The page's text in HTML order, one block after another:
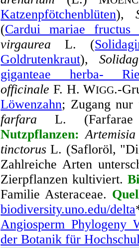
Katzenpfötchenblüten),
(Cardui mariae fructus
virgaurea L. (
Goldrutenkraut),
giganteae herba-
officinale F. H. WIGG.-
Löwenzahn; Zugang
farfara L. (Farfarae
Nutzpflanzen:
tinctorus L. (Safloröl,
Zahlreiche Arten
Zierpflanzen kultiviert.
Familie Asteraceae.
biodiversity.uno.edu/delta
Angiosperm Phylogeny
der Botanik für